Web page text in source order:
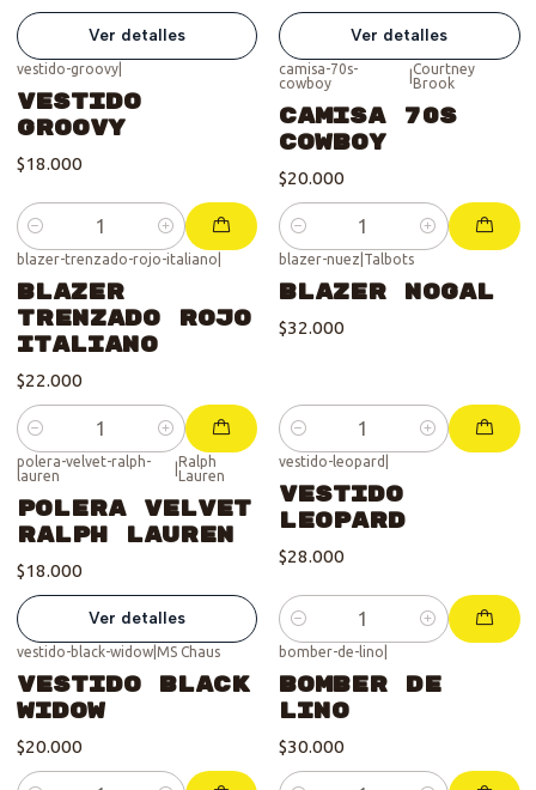
Ver detalles Ver detalles
vestido-groovy|
Vestido
Groovy
$18.000
Cantidad
camisa-70s-
cowboy
|Courtney
Brook
Camisa 70s
Cowboy
$20.000
Cantidad
blazer-trenzado-rojo-italiano
Blazer
Trenzado Rojo
Italiano
$22.000
Cantidad
blazer-nuez Talbots
Blazer Nogal
$32.000
Cantidad
Se vendió :'(
polera-velvet-ralph-
lauren
Ralph
Lauren
Polera Velvet
Ralph Lauren
$18.000
Ver detalles
vestido-leopard
Vestido
Leopard
$28.000
Cantidad
vestido-black-widow| MS Chaus
Vestido Black
Widow
$20.000
bomber-de-lino
Bomber de
Lino
$30.000